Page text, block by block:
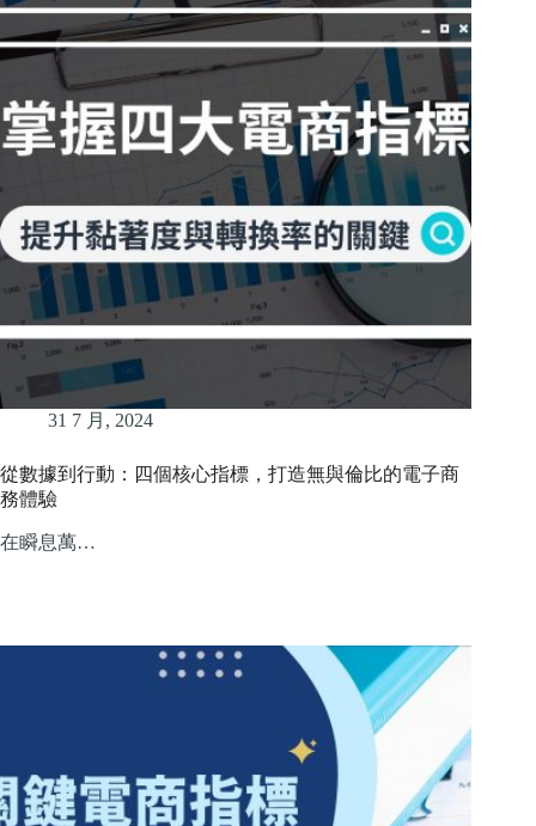
31 7 月, 2024
從數據到行動：四個核心指標，打造無與倫比的電子商
務體驗
在瞬息萬…